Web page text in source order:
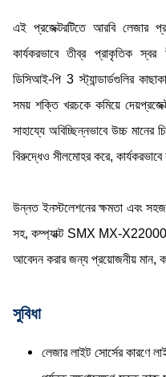
এই প্রজেক্টরটিতে আরবি লেজার
কার্যকরভাবে তীব্র প্রাকৃতিক
ডিসিআই-পি 3 স্ট্যান্ডার্ডগুলির
সময় শক্তি খরচকে কমিয়ে
সাহায্যে অবিচ্ছিন্নভাবে উচ্চ মানের
বিরুদ্ধেও সীলমোহর করে,
উন্নত ইনস্টলেশনের ক্ষমতা এবং
সহ, কম্প্যাক্ট SMX MX-X22000U
আবেদন করার জন্য প্রয়োজনীয় মান,
সুবিধা
লেজার লাইট সোর্সের কারণে